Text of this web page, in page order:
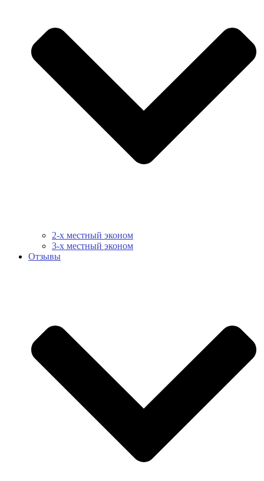
2-х местный эконом
3-х местный эконом
Отзывы